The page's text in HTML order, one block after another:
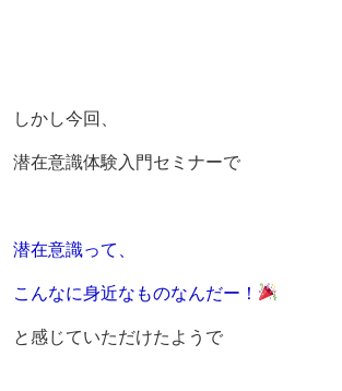
しかし今回、
潜在意識体験入門セミナーで
潜在意識って、
こんなに身近なものなんだー！
と感じていただけたようで